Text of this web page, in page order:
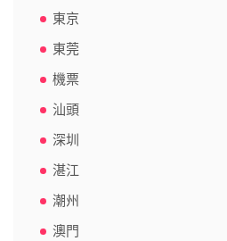
東京
東莞
機票
汕頭
深圳
湛江
潮州
澳門